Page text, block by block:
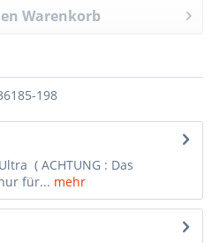
Warenkorb
198
( ACHTUNG : Das
für... mehr